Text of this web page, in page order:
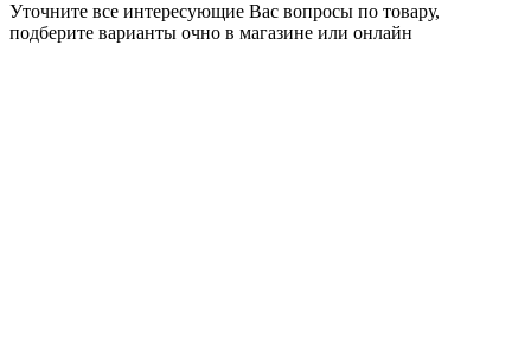
Уточните все интересующие Вас вопросы по товару,
подберите варианты очно в магазине или онлайн